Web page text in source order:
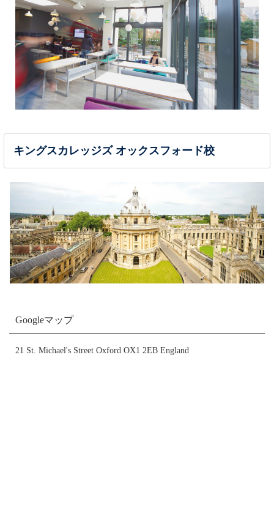
キングスカレッジズ オックスフォード校
Googleマップ
21 St. Michael's Street Oxford OX1 2EB England